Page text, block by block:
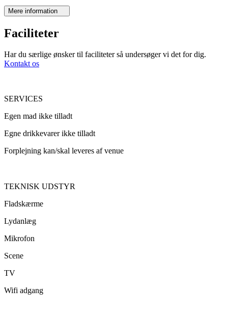
Mere information
Faciliteter
Har du særlige ønsker til faciliteter så undersøger vi det for dig.
Kontakt os
SERVICES
Egen mad ikke tilladt
Egne drikkevarer ikke tilladt
Forplejning kan/skal leveres af venue
TEKNISK UDSTYR
Fladskærme
Lydanlæg
Mikrofon
Scene
TV
Wifi adgang